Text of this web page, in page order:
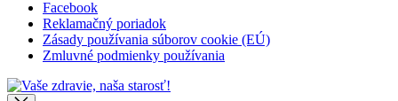
Facebook
Reklamačný poriadok
Zásady používania súborov cookie (EÚ)
Zmluvné podmienky používania